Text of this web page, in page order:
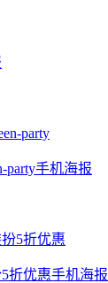
party手机海报
折优惠手机海报